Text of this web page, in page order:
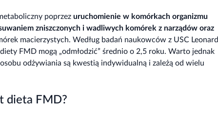
poprzez uruchomienie w komórkach organizmu
zniszczonych i wadliwych komórek z narządów oraz
macierzystych. Według badań naukowców z USC Leonard
FMD mogą „odmłodzić” średnio o 2,5 roku. Warto jednak
odżywiania są kwestią indywidualną i zależą od wielu
dieta FMD?